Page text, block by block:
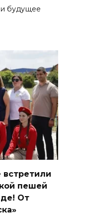
будущее
пешей
От